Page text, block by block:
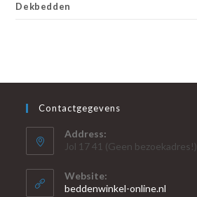
Dekbedden
Contactgegevens
Address:
Jol 17 41 (Geen bezoekadres!)
Website:
beddenwinkel-online.nl